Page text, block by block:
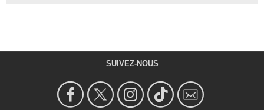
SUIVEZ-NOUS